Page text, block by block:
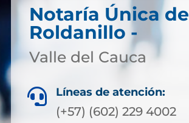
Notaría Única de
Roldanillo -
Valle del Cauca
 Líneas de atención:
(+57) (602) 229 4002